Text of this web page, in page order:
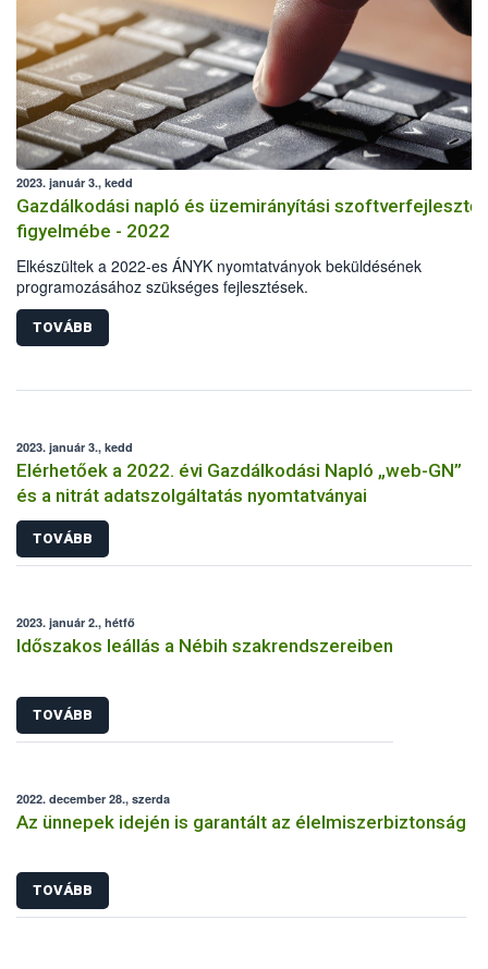
2023. január 3., kedd
Gazdálkodási napló és üzemirányítási
figyelmébe - 2022
Elkészültek a 2022-es ÁNYK nyomtatványok beküldésének
programozásához szükséges fejlesztések.
TOVÁBB
2023. január 3., kedd
Elérhetőek a 2022. évi Gazdálkodási Napló „web-GN”
és a nitrát adatszolgáltatás nyomtatványai
TOVÁBB
2023. január 2., hétfő
Időszakos leállás a Nébih szakrendszereiben
TOVÁBB
2022. december 28., szerda
Az ünnepek idején is garantált az élelmiszerbiztonság
TOVÁBB